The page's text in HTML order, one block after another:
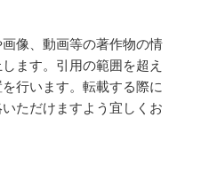
像、動画等の著作物の情
ます。引用の範囲を超え
行います。転載する際に
ただけますよう宜しくお